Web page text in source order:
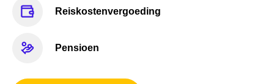
Reiskostenvergoeding
Pensioen